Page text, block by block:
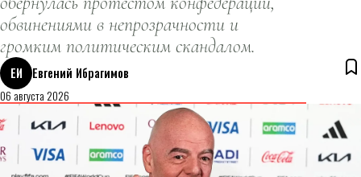
обвинениями в непрозрачности и
громким политическим скандалом.
ЕИ
Евгений Ибрагимов
06 августа 2026